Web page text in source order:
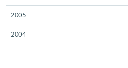
2005
2004